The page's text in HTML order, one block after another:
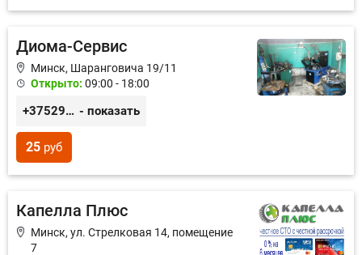
Диома-Сервис
Минск, Шаранговича 19/11
Открыто: 09:00 - 18:00
+375291111065 - показать
25 руб
Капелла Плюс
Минск, ул. Стрелковая 14, помещение
7